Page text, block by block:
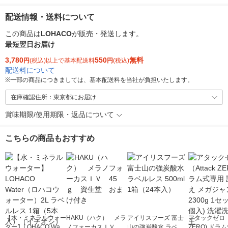
配送情報・送料について
この商品はLOHACOが販売・発送します。
最短翌日お届け
3,780円(税込)以上で基本配送料550円(税込)無料
配送料について
※一部の商品につきましては、基本配送料を当社が負担いたします。
在庫確認住所：東京都にお届け
賞味期限/使用期限・返品について
こちらの商品もおすすめ
【水・ミネラルウォー HAKU（ハク） メラ アイリスフーズ 富士
アタックゼロ